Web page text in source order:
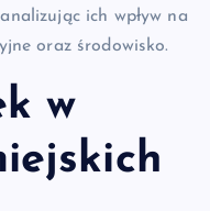
ich wpływ na
oraz środowisko.
w